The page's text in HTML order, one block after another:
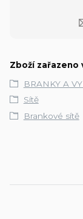
Zboží
BRANKY A
Sítě
Brankové sítě